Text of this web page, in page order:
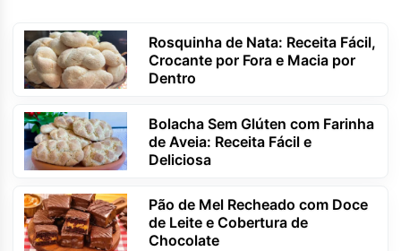
Rosquinha de Nata: Receita Fácil,
Crocante por Fora e Macia por
Dentro
Bolacha Sem Glúten com Farinha
de Aveia: Receita Fácil e
Deliciosa
Pão de Mel Recheado com Doce
de Leite e Cobertura de
Chocolate